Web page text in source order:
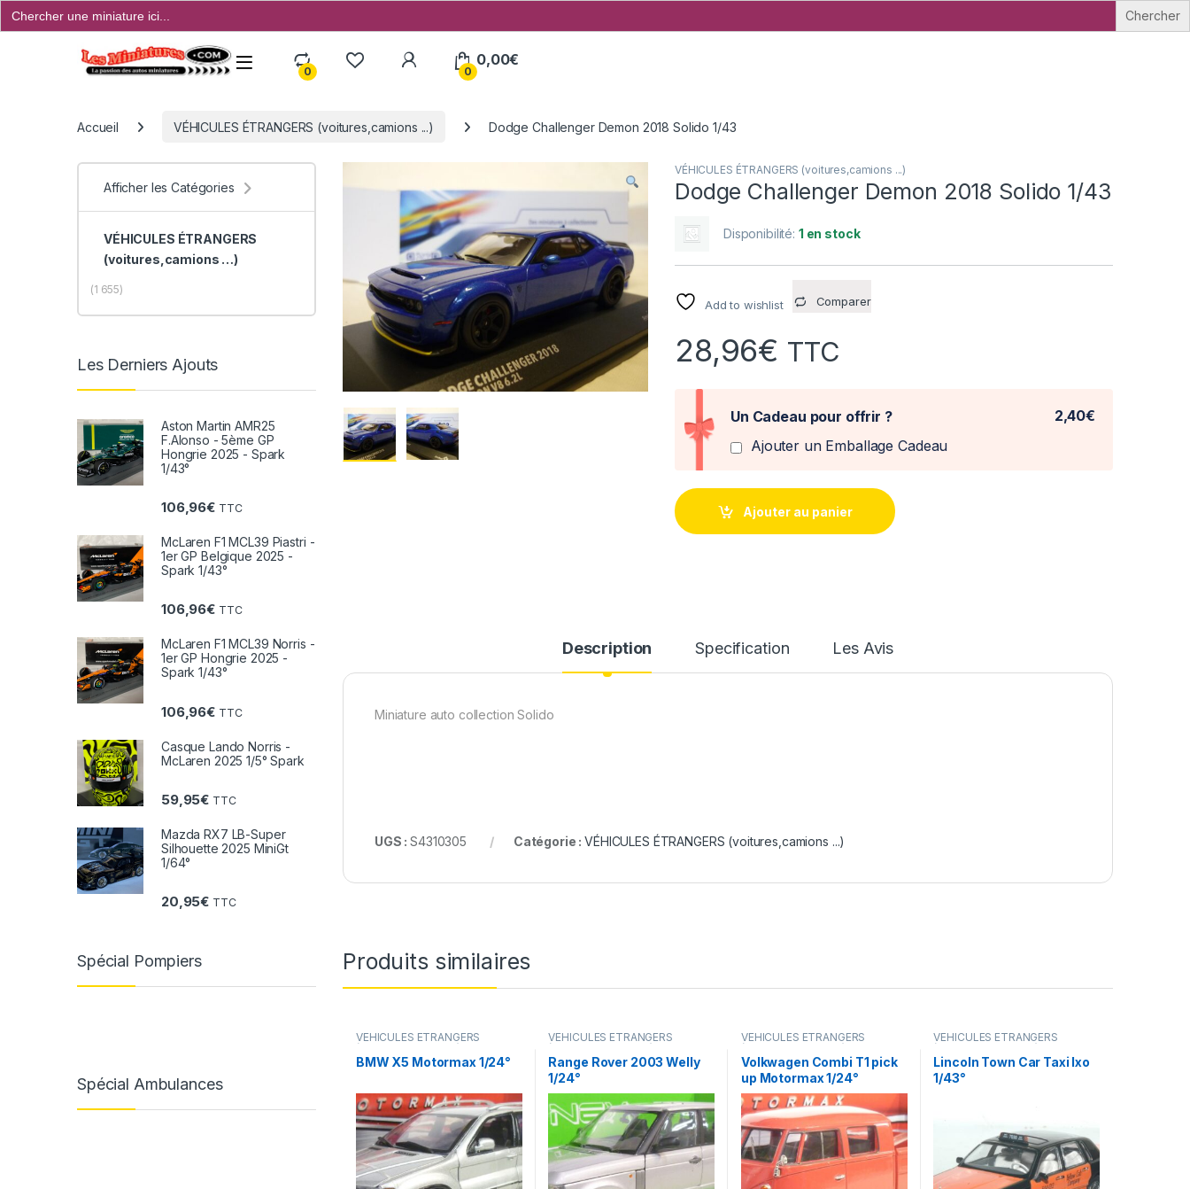
Search
for:
Open
0
My Account
0
0,00€
Accueil VÉHICULES ÉTRANGERS (voitures,camions ...) Dodge Challenger Demon 2018 Solido 1/43
VÉHICULES ÉTRANGERS (voitures,camions ...)
Dodge Challenger Demon 2018 Solido 1/43
Disponibilité: 1 en stock
Add to wishlist Comparer
28,96€ TTC
Un Cadeau pour offrir ?
Ajouter un Emballage Cadeau
2,40€
Ajouter au panier
Description Specification Les Avis
Miniature auto collection Solido
UGS :S4310305 Catégorie :VÉHICULES ÉTRANGERS (voitures,camions ...)
Produits similaires
VÉHICULES ÉTRANGERS
(voitures,camions ...)
BMW X5 Motormax 1/24°
VÉHICULES ÉTRANGERS
(voitures,camions ...)
Range Rover 2003 Welly
1/24°
VÉHICULES ÉTRANGERS
(voitures,camions ...)
Volkwagen Combi T1 pick
up Motormax 1/24°
VÉHICULES ÉTRANGERS
(voitures,camions ...)
Lincoln Town Car Taxi Ixo
1/43°
Afficher les Catégories
VÉHICULES ÉTRANGERS
(voitures,camions …)
(1 655)
Les Derniers Ajouts
Aston Martin AMR25
F.Alonso - 5ème GP
Hongrie 2025 - Spark
1/43°
106,96€ TTC
McLaren F1 MCL39 Piastri -
1er GP Belgique 2025 -
Spark 1/43°
106,96€ TTC
McLaren F1 MCL39 Norris -
1er GP Hongrie 2025 -
Spark 1/43°
106,96€ TTC
Casque Lando Norris -
McLaren 2025 1/5° Spark
59,95€ TTC
Mazda RX7 LB-Super
Silhouette 2025 MiniGt
1/64°
20,95€ TTC
Spécial Pompiers
Spécial Ambulances